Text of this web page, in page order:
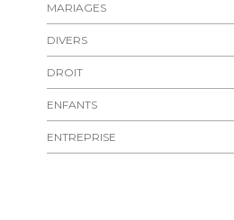
MARIAGES
DIVERS
DROIT
ENFANTS
ENTREPRISE